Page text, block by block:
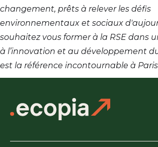
changement, prêts à relever les défis
environnementaux et sociaux
souhaitez vous former à la RSE dans
à l’innovation et au développement
est la référence incontournable à